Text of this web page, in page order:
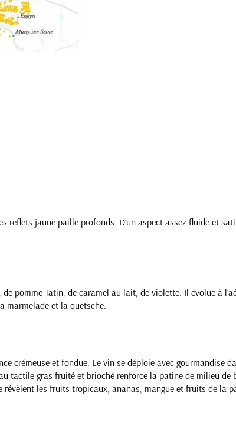
reflets jaune paille profonds. D’un aspect assez fluide et
pomme Tatin, de caramel au lait, de violette. Il évolue à
marmelade et la quetsche.
crémeuse et fondue. Le vin se déploie avec
tactile gras fruité et brioché renforce la patine de milieu de
les fruits tropicaux, ananas, mangue et fruits de la